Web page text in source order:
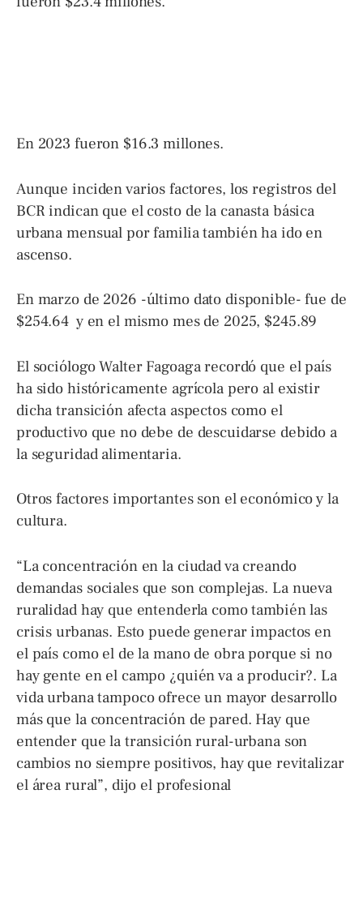
En 2023 fueron $16.3 millones.
Aunque inciden varios factores, los registros del
BCR indican que el costo de la canasta básica
urbana mensual por familia también ha ido en
ascenso.
En marzo de 2026 -último dato disponible- fue de
$254.64 y en el mismo mes de 2025, $245.89
El sociólogo Walter Fagoaga recordó que el país
ha sido históricamente agrícola pero al existir
dicha transición afecta aspectos como el
productivo que no debe de descuidarse debido a
la seguridad alimentaria.
Otros factores importantes son el económico y la
cultura.
“La concentración en la ciudad va creando
demandas sociales que son complejas. La nueva
ruralidad hay que entenderla como también las
crisis urbanas. Esto puede generar impactos en
el país como el de la mano de obra porque si no
hay gente en el campo ¿quién va a producir?. La
vida urbana tampoco ofrece un mayor desarrollo
más que la concentración de pared. Hay que
entender que la transición rural-urbana son
cambios no siempre positivos, hay que revitalizar
el área rural”, dijo el profesional